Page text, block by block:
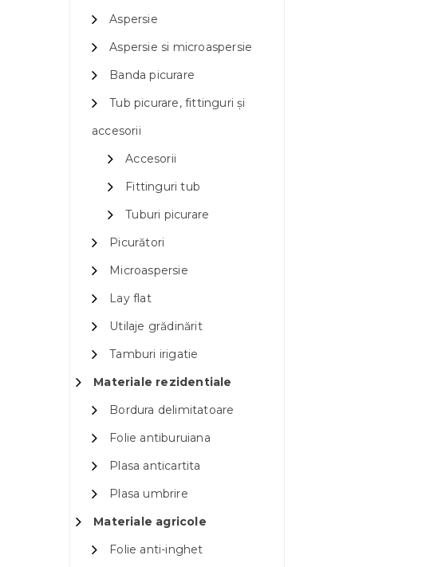
Aspersie
Aspersie si microaspersie
Banda picurare
Tub picurare, fittinguri și
accesorii
Accesorii
Fittinguri tub
Tuburi picurare
Picurători
Microaspersie
Lay flat
Utilaje grădinărit
Tamburi irigatie
Materiale rezidentiale
Bordura delimitatoare
Folie antiburuiana
Plasa anticartita
Plasa umbrire
Materiale agricole
Folie anti-inghet